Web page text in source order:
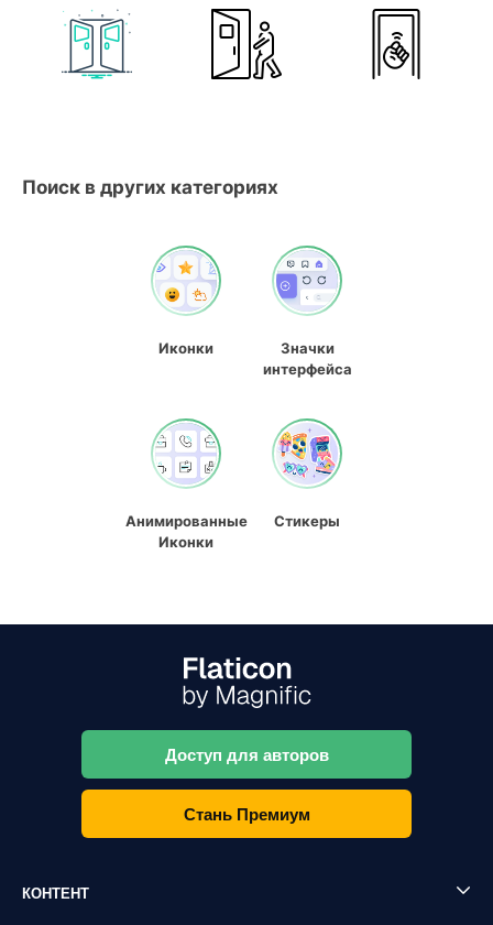
Поиск в других категориях
Иконки
Значки
интерфейса
Анимированные
Иконки
Стикеры
Доступ для авторов
Стань Премиум
КОНТЕНТ